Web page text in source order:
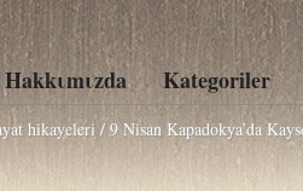
Hakkιmιzda Kategoriler
hikayeleri /9 Nisan Kapadokya’da